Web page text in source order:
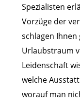
Spezialisten
Vorzüge der
schlagen
Urlaubstraum
Leidenschaft
welche
worauf man